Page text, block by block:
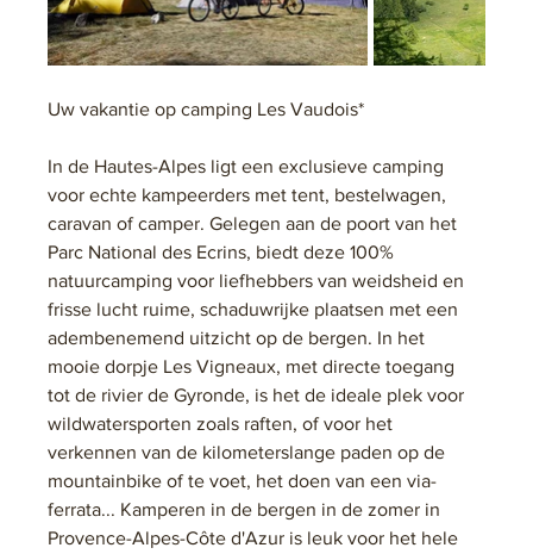
Uw vakantie op camping Les Vaudois*
In de Hautes-Alpes ligt een exclusieve camping
voor echte kampeerders met tent, bestelwagen,
caravan of camper. Gelegen aan de poort van het
Parc National des Ecrins, biedt deze 100%
natuurcamping voor liefhebbers van weidsheid en
frisse lucht ruime, schaduwrijke plaatsen met een
adembenemend uitzicht op de bergen. In het
mooie dorpje Les Vigneaux, met directe toegang
tot de rivier de Gyronde, is het de ideale plek voor
wildwatersporten zoals raften, of voor het
verkennen van de kilometerslange paden op de
mountainbike of te voet, het doen van een via-
ferrata... Kamperen in de bergen in de zomer in
Provence-Alpes-Côte d'Azur is leuk voor het hele